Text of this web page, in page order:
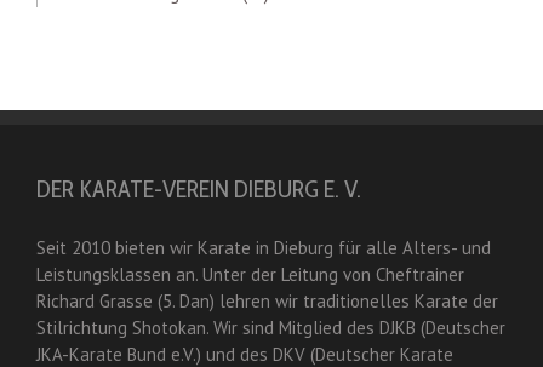
DER KARATE-VEREIN DIEBURG E. V.
Seit 2010 bieten wir Karate in Dieburg für alle Alters- und
Leistungsklassen an. Unter der Leitung von Cheftrainer
Richard Grasse (5. Dan) lehren wir traditionelles Karate der
Stilrichtung Shotokan. Wir sind Mitglied des DJKB (Deutscher
JKA-Karate Bund e.V.) und des DKV (Deutscher Karate